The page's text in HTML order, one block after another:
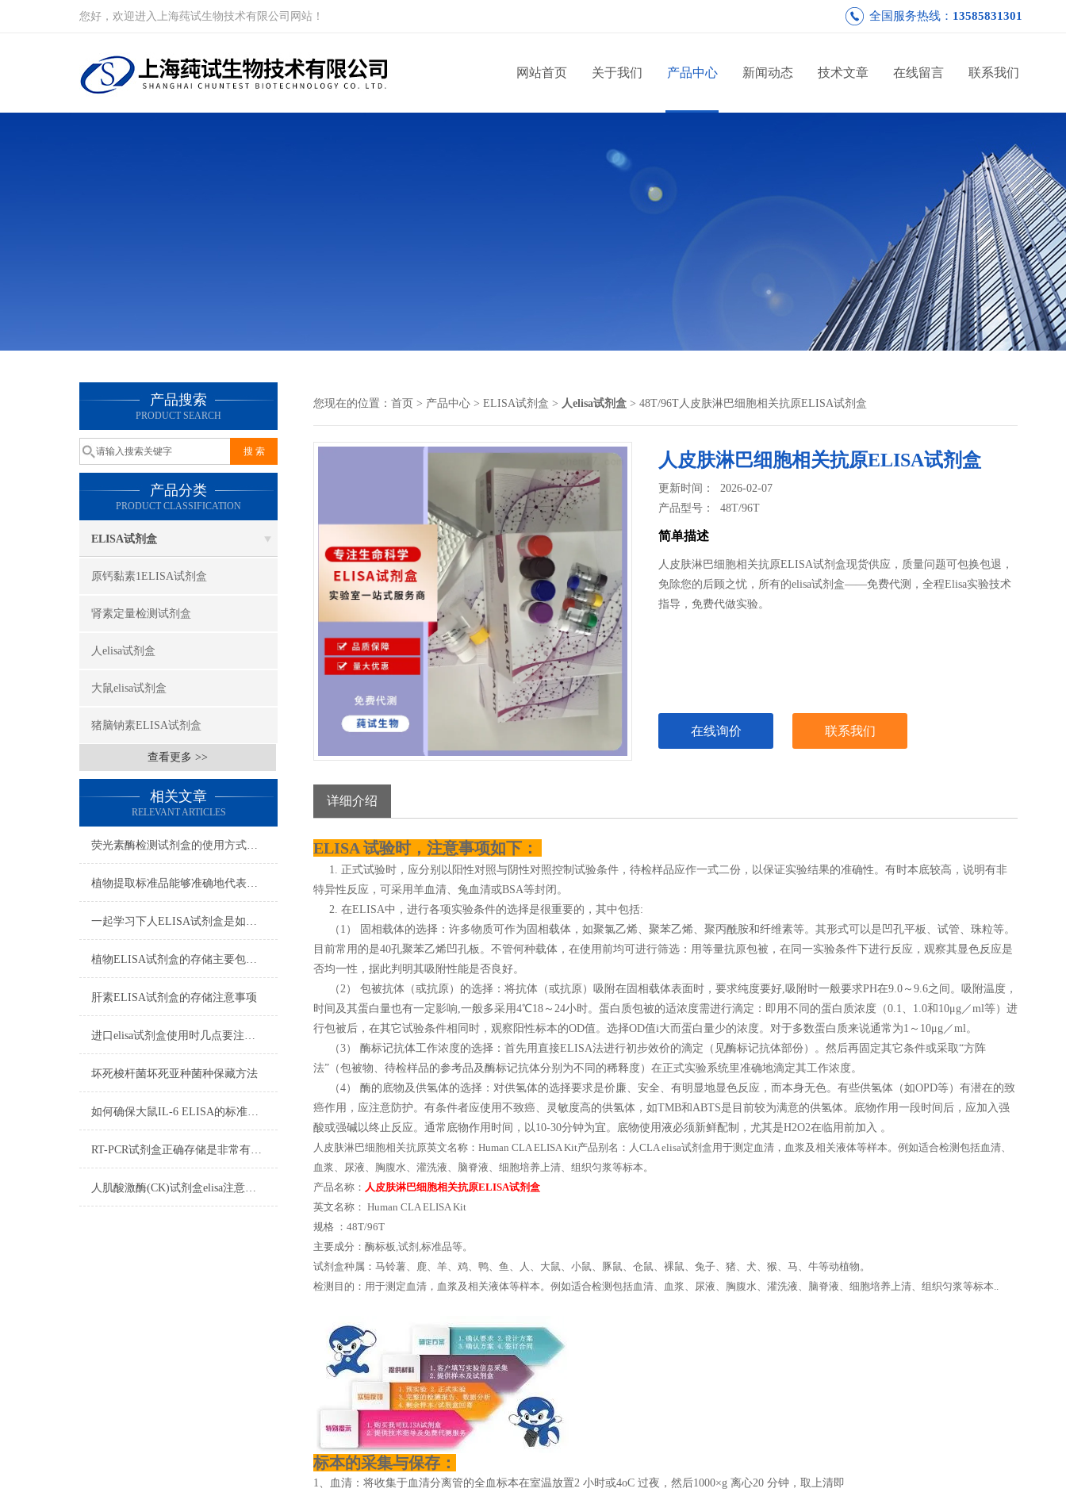
您好，欢迎进入上海莼试生物技术有限公司网站！ 全国服务热线： 13585831301
网站首页 关于我们 产品中心 新闻动态 技术文章 在线留言 联系我们
产品搜索
PRODUCT SEARCH
产品分类
PRODUCT CLASSIFICATION
ELISA试剂盒
原钙黏素1ELISA试剂盒
肾素定量检测试剂盒
人elisa试剂盒
大鼠elisa试剂盒
猪脑钠素ELISA试剂盒
查看更多 >>
相关文章
RELEVANT ARTICLES
荧光素酶检测试剂盒的使用方式可别说不知道
植物提取标准品能够准确地代表植物中的某种特定成分
一起学习下人ELISA试剂盒是如何储存的
植物ELISA试剂盒的存储主要包括以下几个方面
肝素ELISA试剂盒的存储注意事项
进口elisa试剂盒使用时几点要注意的地方
坏死梭杆菌坏死亚种菌种保藏方法
如何确保大鼠IL-6 ELISA的标准曲线线性
RT-PCR试剂盒正确存储是非常有必要的
人肌酸激酶(CK)试剂盒elisa注意事项
您现在的位置： 首页 > 产品中心 > ELISA试剂盒 > 人elisa试剂盒 > 48T/96T人皮肤淋巴细胞相关抗原ELISA试剂盒
人皮肤淋巴细胞相关抗原ELISA试剂盒
更新时间： 2026-02-07
产品型号：48T/96T
简单描述
人皮肤淋巴细胞相关抗原ELISA试剂盒现货供应，质量问题可包换包退，
免除您的后顾之忧，所有的elisa试剂盒——免费代测，全程Elisa实验技术
指导，免费代做实验。
在线询价 联系我们
详细介绍
ELISA 试验时，注意事项如下：
1. 正式试验时，应分别以阳性对照与阴性对照控制试验条件，待检样品应作一式二份，以保证实验结果的准确性。有时本底较高，说明有非
特异性反应，可采用羊血清、兔血清或BSA等封闭。
2. 在ELISA中，进行各项实验条件的选择是很重要的，其中包括:
（1） 固相载体的选择：许多物质可作为固相载体，如聚氯乙烯、聚苯乙烯、聚丙酰胺和纤维素等。其形式可以是凹孔平板、试管、珠粒等。
目前常用的是40孔聚苯乙烯凹孔板。不管何种载体，在使用前均可进行筛选：用等量抗原包被，在同一实验条件下进行反应，观察其显色反应是
否均一性，据此判明其吸附性能是否良好。
（2） 包被抗体（或抗原）的选择：将抗体（或抗原）吸附在固相载体表面时，要求纯度要好,吸附时一般要求PH在9.0～9.6之间。吸附温度，
时间及其蛋白量也有一定影响,一般多采用4℃18～24小时。蛋白质包被的适浓度需进行滴定：即用不同的蛋白质浓度（0.1、1.0和10μg／ml等）进
行包被后，在其它试验条件相同时，观察阳性标本的OD值。选择OD值i大而蛋白量少的浓度。对于多数蛋白质来说通常为1～10μg／ml。
（3） 酶标记抗体工作浓度的选择：首先用直接ELISA法进行初步效价的滴定（见酶标记抗体部份）。然后再固定其它条件或采取“方阵
法”（包被物、待检样品的参考品及酶标记抗体分别为不同的稀释度）在正式实验系统里准确地滴定其工作浓度。
（4） 酶的底物及供氢体的选择：对供氢体的选择要求是价廉、安全、有明显地显色反应，而本身无色。有些供氢体（如OPD等）有潜在的致
癌作用，应注意防护。有条件者应使用不致癌、灵敏度高的供氢体，如TMB和ABTS是目前较为满意的供氢体。底物作用一段时间后，应加入强
酸或强碱以终止反应。通常底物作用时间，以10-30分钟为宜。底物使用液必须新鲜配制，尤其是H2O2在临用前加入 。
人皮肤淋巴细胞相关抗原英文名称：Human CLA ELISA Kit产品别名：人CLA elisa试剂盒用于测定血清，血浆及相关液体等样本。例如适合检测包括血清、
血浆、尿液、胸腹水、灌洗液、脑脊液、细胞培养上清、组织匀浆等标本。
产品名称： 人皮肤淋巴细胞相关抗原ELISA试剂盒
英文名称： Human CLA ELISA Kit
规格 ：48T/96T
主要成分：酶标板,试剂,标准品等。
试剂盒种属：马铃薯、鹿、羊、鸡、鸭、鱼、人、大鼠、小鼠、豚鼠、仓鼠、裸鼠、兔子、猪、犬、猴、马、牛等动植物。
检测目的：用于测定血清，血浆及相关液体等样本。例如适合检测包括血清、血浆、尿液、胸腹水、灌洗液、脑脊液、细胞培养上清、组织匀浆等标本..
标本的采集与保存：
1、血清：将收集于血清分离管的全血标本在室温放置2 小时或4oC 过夜，然后1000×g 离心20 分钟，取上清即